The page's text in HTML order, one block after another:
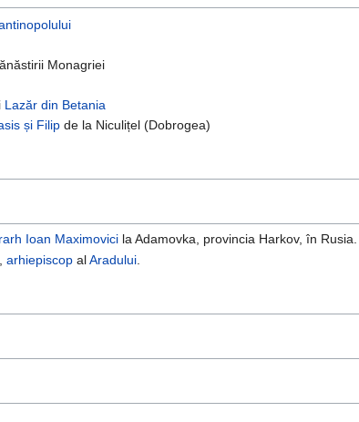
Monagriei
Lazăr din Betania
și Filip de la Niculițel (Dobrogea)
Ioan Maximovici la Adamovka, provincia Harkov, în Rusia.
,arhiepiscop alAradului.